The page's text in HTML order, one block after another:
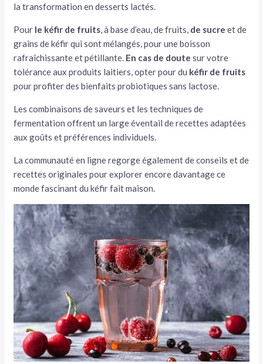
la transformation en desserts lactés.
Pour le kéfir de fruits, à base d’eau, de fruits, de sucre et de
grains de kéfir qui sont mélangés, pour une boisson
rafraîchissante et pétillante. En cas de doute sur votre
tolérance aux produits laitiers, opter pour du kéfir de fruits
pour profiter des bienfaits probiotiques sans lactose.
Les combinaisons de saveurs et les techniques de
fermentation offrent un large éventail de recettes adaptées
aux goûts et préférences individuels.
La communauté en ligne regorge également de conseils et de
recettes originales pour explorer encore davantage ce
monde fascinant du kéfir fait maison.